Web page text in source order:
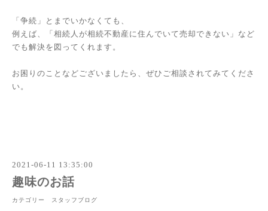
「争続」とまでいかなくても、
例えば、「相続人が相続不動産に住んでいて売却できない」など
でも解決を図ってくれます。
お困りのことなどございましたら、ぜひご相談されてみてくださ
い。
2021-06-11 13:35:00
趣味のお話
カテゴリー スタッフブログ